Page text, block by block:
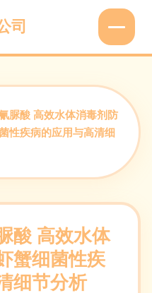
司
脲酸 高效水体消毒剂防
性疾病的应用与高清细
酸 高效水体
蟹细菌性疾
细节分析